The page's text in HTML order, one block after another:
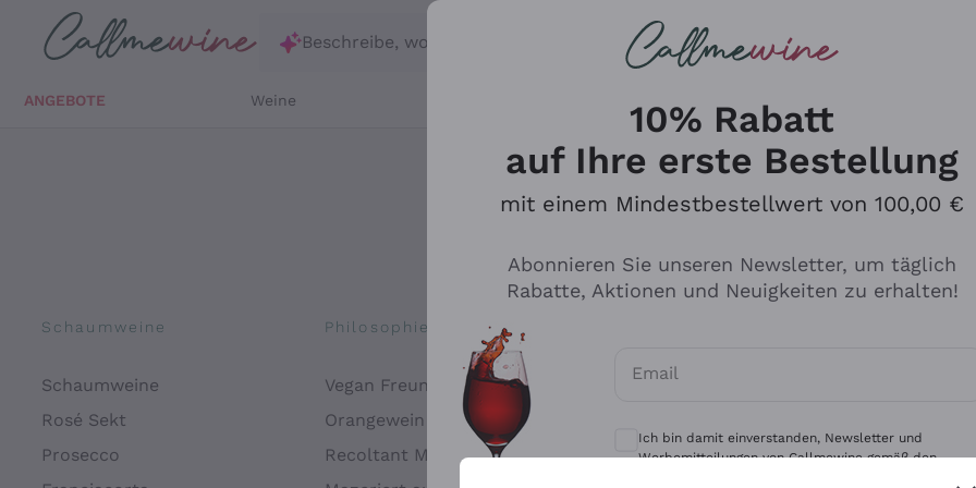
Zum Hauptinhalt springen
Beschreibe, wonach du suchst
ANGEBOTE Weine
Schaumweine
Schaumweine
Rosé Sekt
Prosecco
Philosophien
Vegan Freundlich
Orangewein
Recoltant Manipulant
Antinori
Ca' del Bosco
Gavi
10% Rabatt
auf Ihre erste Bestellung
mit einem Mindestbestellwert von 100,00 €
Abonnieren Sie unseren Newsletter, um täglich
Rabatte, Aktionen und Neuigkeiten zu erhalten!
Email
Optionale Einwilligungen zum Erhalt von
Ich bin damit einverstanden, Newsletter und
Werbemitteilungen von Callmewine gemäß den -